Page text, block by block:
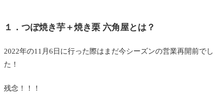
１．つぼ焼き芋＋焼き栗 六角屋とは？
2022年の11月6日に行った際はまだ今シーズンの営業再開前でし
た！
残念！！！